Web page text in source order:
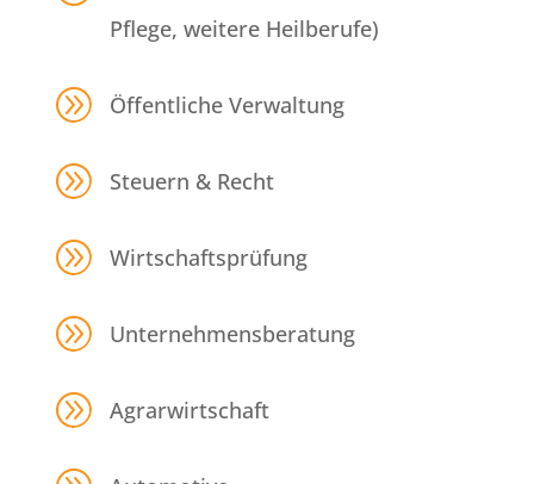
Pflege, weitere Heilberufe)
A Öffentliche Verwaltung
A Steuern & Recht
A Wirtschaftsprüfung
A Unternehmensberatung
A Agrarwirtschaft